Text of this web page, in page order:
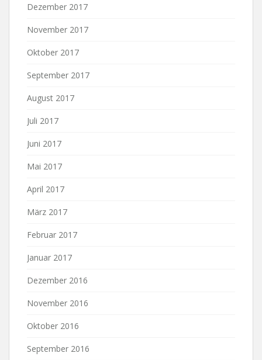
Dezember 2017
November 2017
Oktober 2017
September 2017
August 2017
Juli 2017
Juni 2017
Mai 2017
April 2017
März 2017
Februar 2017
Januar 2017
Dezember 2016
November 2016
Oktober 2016
September 2016